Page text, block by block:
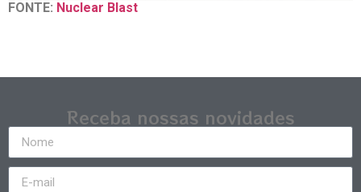
FONTE: Nuclear Blast
Receba nossas novidades